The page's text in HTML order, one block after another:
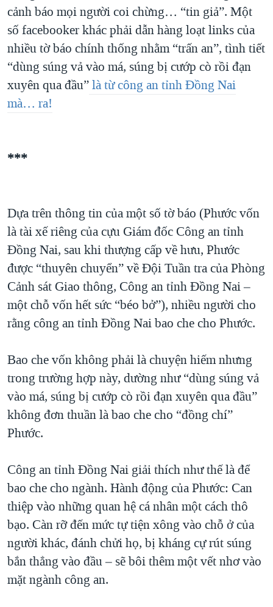
cảnh báo mọi người coi chừng… “tin giả”. Một
số facebooker khác phải dẫn hàng loạt links của
nhiều tờ báo chính thống nhằm “trấn an”, tình tiết
“dùng súng vả vào má, súng bị cướp cò rồi đạn
xuyên qua đầu”là từ công an tỉnh Đồng Nai
mà… ra!
***
Dựa trên thông tin của một số tờ báo (Phước vốn
là tài xế riêng của cựu Giám đốc Công an tỉnh
Đồng Nai, sau khi thượng cấp về hưu, Phước
được “thuyên chuyển” về Đội Tuần tra của Phòng
Cảnh sát Giao thông, Công an tỉnh Đồng Nai –
một chỗ vốn hết sức “béo bở”), nhiều người cho
rằng công an tỉnh Đồng Nai bao che cho Phước.
Bao che vốn không phải là chuyện hiếm nhưng
trong trường hợp này, dường như “dùng súng vả
vào má, súng bị cướp cò rồi đạn xuyên qua đầu”
không đơn thuần là bao che cho “đồng chí”
Phước.
Công an tỉnh Đồng Nai giải thích như thế là để
bao che cho ngành. Hành động của Phước: Can
thiệp vào những quan hệ cá nhân một cách thô
bạo. Càn rỡ đến mức tự tiện xông vào chỗ ở của
người khác, đánh chửi họ, bị kháng cự rút súng
bắn thẳng vào đầu – sẽ bôi thêm một vết nhơ vào
mặt ngành công an.